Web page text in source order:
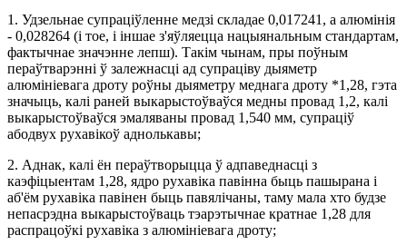
1. Удзельнае супраціўленне медзі складае 0,017241, а алюмінія
- 0,028264 (і тое, і іншае з'яўляецца нацыянальным стандартам,
фактычнае значэнне лепш). Такім чынам, пры поўным
пераўтварэнні ў залежнасці ад супраціву дыяметр
алюмініевага дроту роўны дыяметру меднага дроту *1,28, гэта
значыць, калі раней выкарыстоўваўся медны провад 1,2, калі
выкарыстоўваўся эмаляваны провад 1,540 мм, супраціў
абодвух рухавікоў аднолькавы;
2. Аднак, калі ён пераўтворыцца ў адпаведнасці з
каэфіцыентам 1,28, ядро ​​​​рухавіка павінна быць пашырана і
аб'ём рухавіка павінен быць павялічаны, таму мала хто будзе
непасрэдна выкарыстоўваць тэарэтычнае кратнае 1,28 для
распрацоўкі рухавіка з алюмініевага дроту;